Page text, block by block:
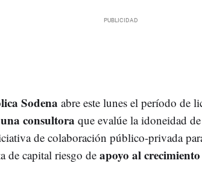
Sodena abre este lunes el período de
consultora que evalúe la idoneidad
de colaboración público-privada
de capital riesgo de apoyo al